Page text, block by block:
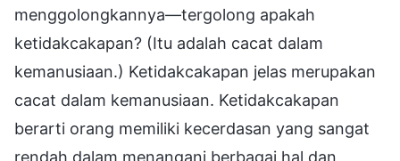
menggolongkannya—tergolong apakah
ketidakcakapan? (Itu adalah cacat dalam
kemanusiaan.) Ketidakcakapan jelas merupakan
cacat dalam kemanusiaan. Ketidakcakapan
berarti orang memiliki kecerdasan yang sangat
rendah dalam menangani berbagai hal dan